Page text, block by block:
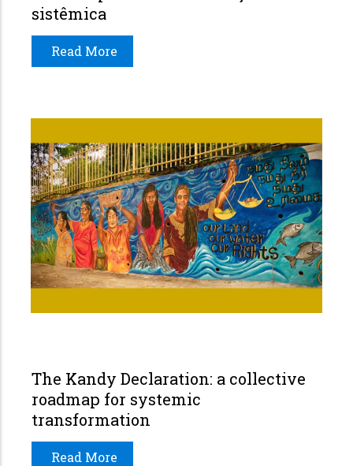
sistêmica
Read More
The Kandy Declaration: a collective
roadmap for systemic
transformation
Read More